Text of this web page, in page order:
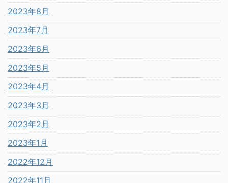
2023年8月
2023年7月
2023年6月
2023年5月
2023年4月
2023年3月
2023年2月
2023年1月
2022年12月
2022年11月